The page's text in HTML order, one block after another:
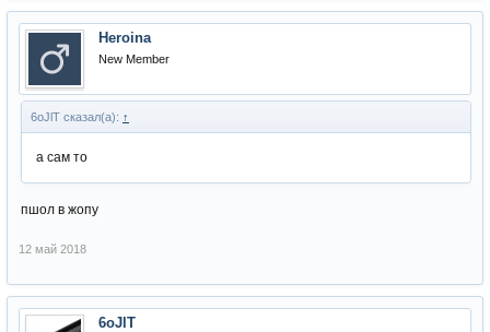
Heroina
New Member
6oJlT сказал(а): ↑
а сам то
пшол в жопу
12 май 2018
6oJlT